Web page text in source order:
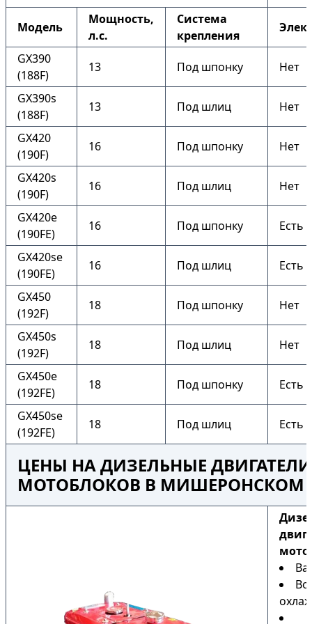
Модель
Мощность,
л.с.
Система
крепления
GX390
(188F)
13 Под шпонку Нет
GX390s
(188F)
13 Под шлиц Нет
GX420
(190F)
16 Под шпонку Нет
GX420s
(190F)
16 Под шлиц Нет
GX420e
(190FE)
16 Под шпонку Есть
GX420se
(190FE)
16 Под шлиц Есть
GX450
(192F)
18 Под шпонку Нет
GX450s
(192F)
18 Под шлиц Нет
GX450e
(192FE)
18 Под шпонку Есть
GX450se
(192FE)
18 Под шлиц Есть
ЦЕНЫ НА ДИЗЕЛЬНЫЕ
МОТОБЛОКОВ В МИШЕРОНСКОМ